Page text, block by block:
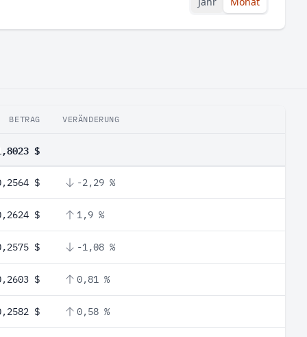
BETRAG VERÄNDERUNG
$
$ -2,29 %
$ 1,9 %
$ -1,08 %
$ 0,81 %
$ 0,58 %